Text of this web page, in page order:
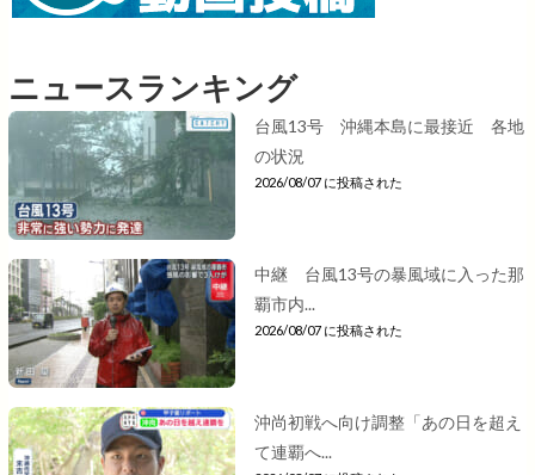
ニュースランキング
台風13号 沖縄本島に最接近 各地
の状況
2026/08/07 に投稿された
中継 台風13号の暴風域に入った那
覇市内...
2026/08/07 に投稿された
沖尚初戦へ向け調整「あの日を超え
て連覇へ...